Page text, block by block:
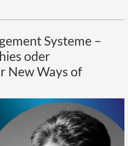
Systeme –
oder
New Ways of